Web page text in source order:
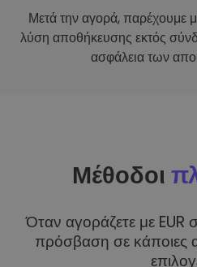
Μετά την αγορά, παρέχουμε
λύση αποθήκευσης εκτός
ασφάλεια των
Μέθοδοι
Όταν αγοράζετε με
πρόσβαση σε κάποιες